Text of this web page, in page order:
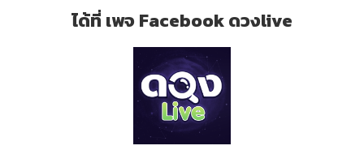
ได้ที่ เพจ Facebook ดวงlive